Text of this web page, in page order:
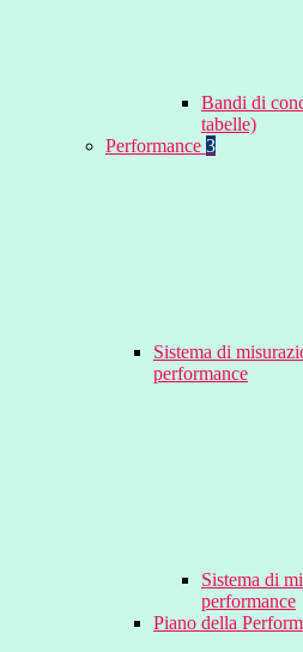
Bandi di
tabelle)
Performance 3
Sistema di
performance
Sistema di
performance
Piano della